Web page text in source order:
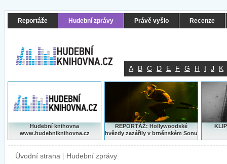
Reportáže Hudební zprávy Právě vyšlo Recenze
A B C D E F G H I J K
Hudební knihovna
www.hudebniknihovna.cz
REPORTÁŽ: Hollywoodské
hvězdy zazářily v brněnském Sonu
Úvodní strana | Hudební zprávy